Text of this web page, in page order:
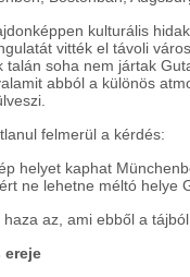
kulturális
vitték el távoli
talán soha nem jártak
abból a különös
felmerül a kérdés:
helyet kaphat
ne lehetne méltó helye
az, ami ebből a
ereje